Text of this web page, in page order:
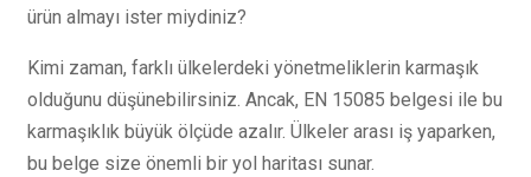
ürün almayı ister miydiniz?
Kimi zaman, farklı ülkelerdeki yönetmeliklerin karmaşık
olduğunu düşünebilirsiniz. Ancak, EN 15085 belgesi ile bu
karmaşıklık büyük ölçüde azalır. Ülkeler arası iş yaparken,
bu belge size önemli bir yol haritası sunar.